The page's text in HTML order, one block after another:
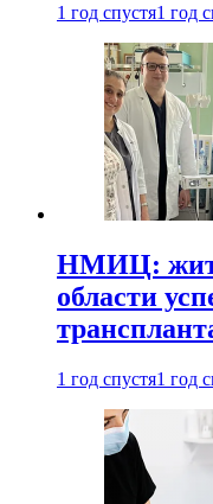
1 год спустя1 год
НМИЦ:
области
1 год спустя1 год